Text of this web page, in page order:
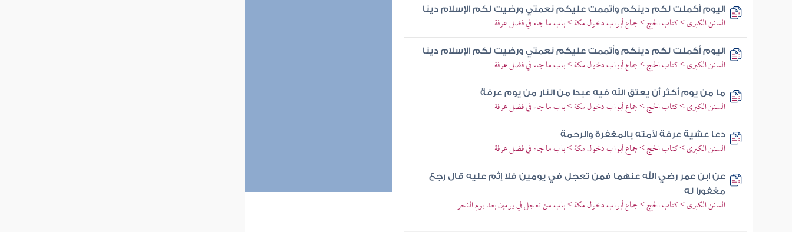
اليوم أكملت لكم دينكم وأتممت عليكم نعمتي ورضيت لكم الإسلام دينا
السنن الكبرى > كتاب الحج > جماع أبواب دخول مكة > باب ما جاء في فضل عرفة
اليوم أكملت لكم دينكم وأتممت عليكم نعمتي ورضيت لكم الإسلام دينا
السنن الكبرى > كتاب الحج > جماع أبواب دخول مكة > باب ما جاء في فضل عرفة
ما من يوم أكثر أن يعتق الله فيه عبدا من النار من يوم عرفة
السنن الكبرى > كتاب الحج > جماع أبواب دخول مكة > باب ما جاء في فضل عرفة
دعا عشية عرفة لأمته بالمغفرة والرحمة
السنن الكبرى > كتاب الحج > جماع أبواب دخول مكة > باب ما جاء في فضل عرفة
عن ابن عمر رضي الله عنهما فمن تعجل في يومين فلا إثم عليه قال رجع
مغفورا له
السنن الكبرى > كتاب الحج > جماع أبواب دخول مكة > باب من تعجل في يومين بعد يوم النحر